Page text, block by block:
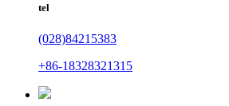
tel
(028)84215383
+86-18328321315